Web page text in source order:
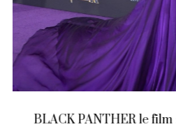
Netflix vous ment :